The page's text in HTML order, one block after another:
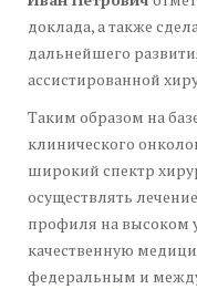
доклада, а также
дальнейшего
ассистированной
Таким образом на
клинического
широкий спектр
осуществлять
профиля на высоком
качественную
федеральным и